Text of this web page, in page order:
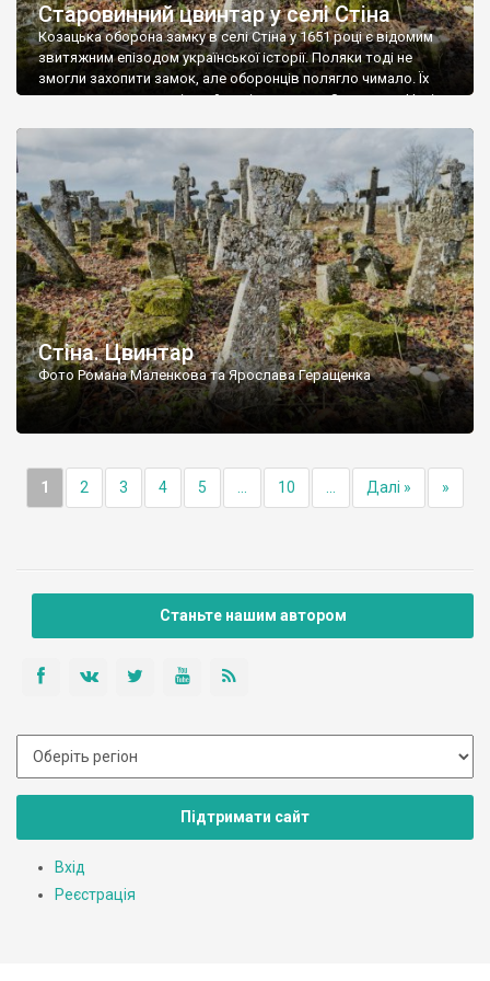
Старовинний цвинтар у селі Стіна
Козацька оборона замку в селі Стіна у 1651 році є відомим
звитяжним епізодом української історії. Поляки тоді не
змогли захопити замок, але оборонців полягло чимало. Їх
поховали на цвинтарі, який тоді називався Замковим. Нині на
ньому чимало хрестів 19 століття, є такі, де епітафії стер […]
Стіна. Цвинтар
Фото Романа Маленкова та Ярослава Геращенка
1 2 3 4 5 10 Далі » »
Станьте нашим автором
Підтримати сайт
Вхід
Реєстрація